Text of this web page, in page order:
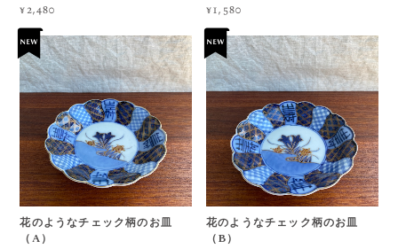
¥2,480
¥1,580
花のようなチェック柄のお皿
（A）
花のようなチェック柄のお皿
（B）